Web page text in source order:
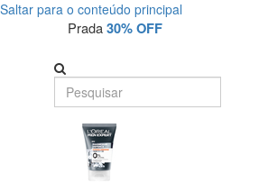
Saltar para o conteúdo principal
Prada30% OFF